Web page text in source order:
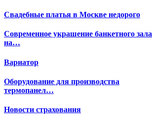
Свадебные платья в Москве недорого
Современное украшение банкетного зала
на…
Вариатор
Оборудование для производства
термопанел…
Новости страхования